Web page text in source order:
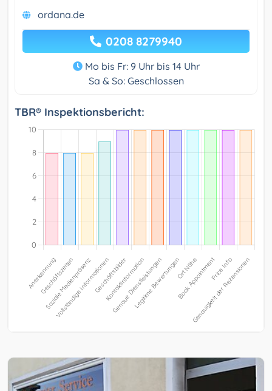
ordana.de
0208 8279940
Mo bis Fr: 9 Uhr bis 14 Uhr
Sa & So: Geschlossen
TBR® Inspektionsbericht: